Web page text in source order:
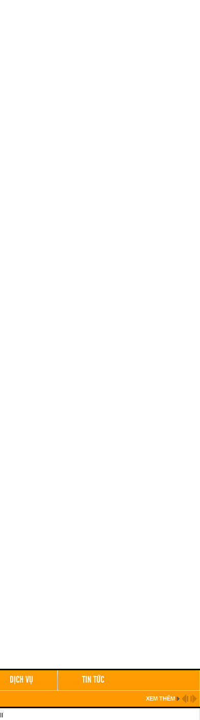
DỊCH VỤ
TIN TỨC
XEM THÊM